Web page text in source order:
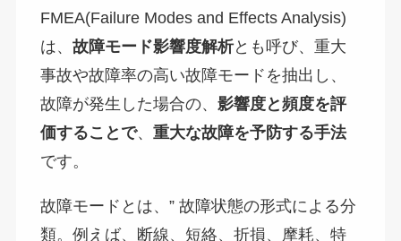
FMEA(Failure Modes and Effects Analysis)
は、 故障モード影響度解析とも呼び、重大
事故や故障率の高い故障モードを抽出し、
故障が発生した場合の、 影響度と頻度を評
価することで、 重大な故障を予防する手法
です。
故障モードとは、” 故障状態の形式による分
類。例えば、断線、短絡、折損、摩耗、特